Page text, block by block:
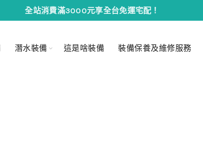
全站消費滿3000元享全台免運宅配！
潛水裝備 這是啥裝備 裝備保養及維修服務